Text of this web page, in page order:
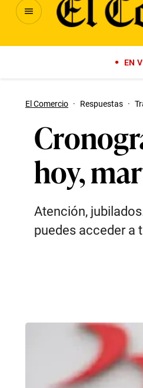
EN
El Comercio · Respuestas ·
hoy,
Atención,
puedes acceder a